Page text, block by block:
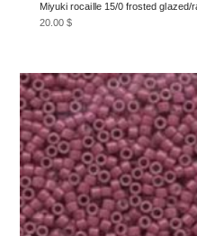
Miyuki rocaille 15/0 frosted glazed/
20.00$